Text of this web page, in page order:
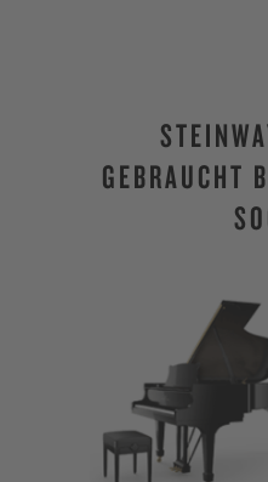
GEBRAUCHT